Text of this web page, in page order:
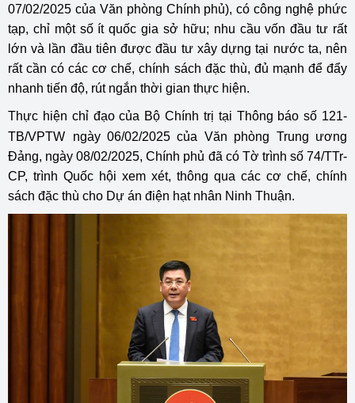
07/02/2025 của Văn phòng Chính phủ), có công nghệ phức
tạp, chỉ một số ít quốc gia sở hữu; nhu cầu vốn đầu tư rất
lớn và lần đầu tiên được đầu tư xây dựng tại nước ta, nên
rất cần có các cơ chế, chính sách đặc thù, đủ mạnh để đẩy
nhanh tiến độ, rút ngắn thời gian thực hiện.
Thực hiện chỉ đạo của Bộ Chính trị tại Thông báo số 121-
TB/VPTW
ngày 06/02/2025 của Văn phòng Trung ương
Đảng, ngày 08/02/2025, Chính phủ đã có Tờ trình số 74/TTr-
CP, trình Quốc hội xem xét, thông qua các cơ chế, chính
sách đặc thù cho Dự án điện hạt nhân Ninh Thuận.